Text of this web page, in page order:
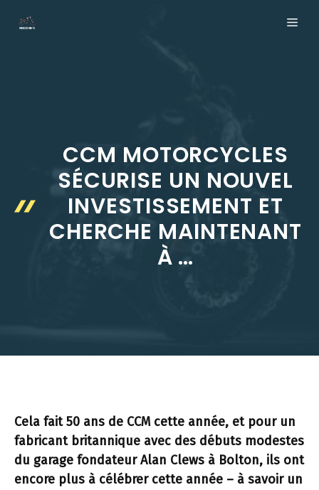
CCM MOTORCYCLES
SÉCURISE UN NOUVEL
INVESTISSEMENT ET
CHERCHE MAINTENANT
À …
Cela fait 50 ans de CCM cette année, et pour un
fabricant britannique avec des débuts modestes
du garage fondateur Alan Clews à Bolton, ils ont
encore plus à célébrer cette année – à savoir un